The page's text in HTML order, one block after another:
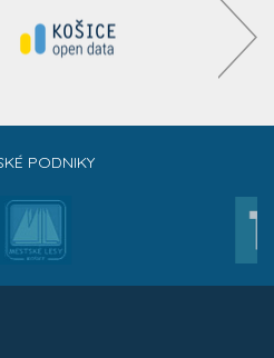
PODNIKY